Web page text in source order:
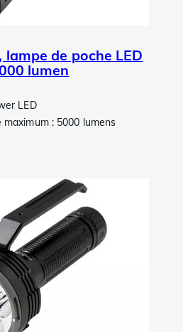
lampe de poche LED
lumen
LED
maximum : 5000 lumens